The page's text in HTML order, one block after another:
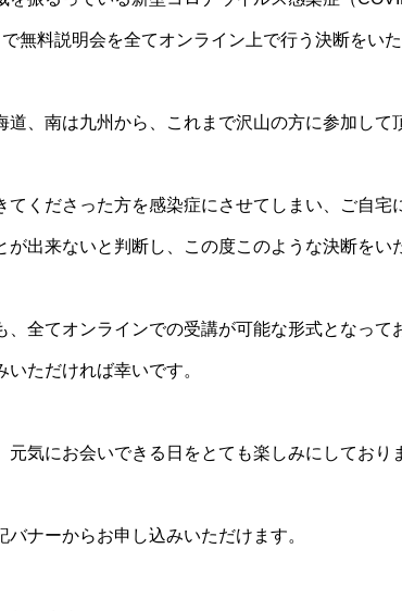
無料説明会を全てオンライン上で行う決断をいた
、南は九州から、これまで沢山の方に参加して
てくださった方を感染症にさせてしまい、ご自宅
が出来ないと判断し、この度このような決断をい
、全てオンラインでの受講が可能な形式となって
ただければ幸いです。
気にお会いできる日をとても楽しみにしており
ナーからお申し込みいただけます。